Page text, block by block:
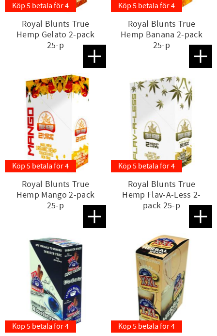
Köp 5 betala för 4
Royal Blunts True
Hemp Gelato 2-pack
25-p
Lägg till i favoriter
Köp 5 betala för 4
Royal Blunts True
Hemp Banana 2-pack
25-p
Köp 5 betala för 4
Royal Blunts True
Hemp Mango 2-pack
25-p
Lägg till i favoriter
Köp 5 betala för 4
Royal Blunts True
Hemp Flav-A-Less 2-
pack 25-p
Köp 5 betala för 4 Köp 5 betala för 4